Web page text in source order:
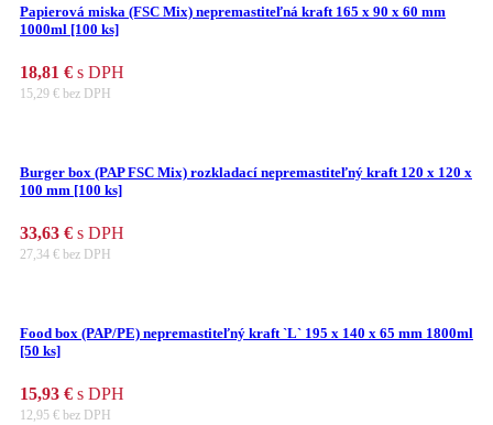
Papierová miska (FSC Mix) nepremastiteľná kraft 165 x 90 x 60 mm
1000ml [100 ks]
18,81 € s DPH
15,29 € bez DPH
Burger box (PAP FSC Mix) rozkladací nepremastiteľný kraft 120 x 120 x
100 mm [100 ks]
33,63 € s DPH
27,34 € bez DPH
Food box (PAP/PE) nepremastiteľný kraft `L` 195 x 140 x 65 mm 1800ml
[50 ks]
15,93 € s DPH
12,95 € bez DPH